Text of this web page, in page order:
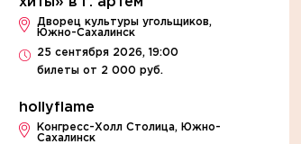
Дворец культуры угольщиков,
Южно-Сахалинск
25 сентября 2026, 19:00
билеты от 2 000 руб.
hollyflame
Конгресс-Холл Столица, Южно-
Сахалинск